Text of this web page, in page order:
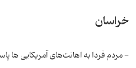
خراسان
- مردم فردا به اهانت‌های آمریکایی ها